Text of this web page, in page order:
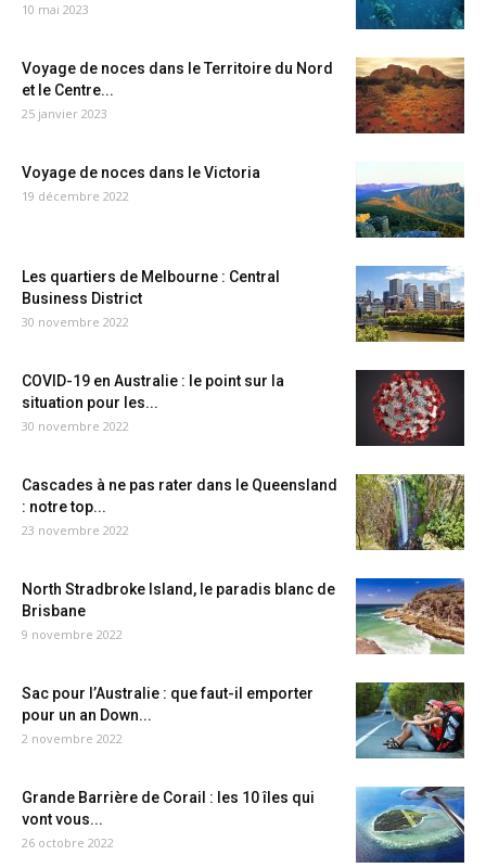
10 mai 2023
Voyage de noces dans le Territoire du Nord
et le Centre...
25 janvier 2023
Voyage de noces dans le Victoria
19 décembre 2022
Les quartiers de Melbourne : Central
Business District
30 novembre 2022
COVID-19 en Australie : le point sur la
situation pour les...
30 novembre 2022
Cascades à ne pas rater dans le Queensland
: notre top...
23 novembre 2022
North Stradbroke Island, le paradis blanc de
Brisbane
9 novembre 2022
Sac pour l’Australie : que faut-il emporter
pour un an Down...
2 novembre 2022
Grande Barrière de Corail : les 10 îles qui
vont vous...
26 octobre 2022